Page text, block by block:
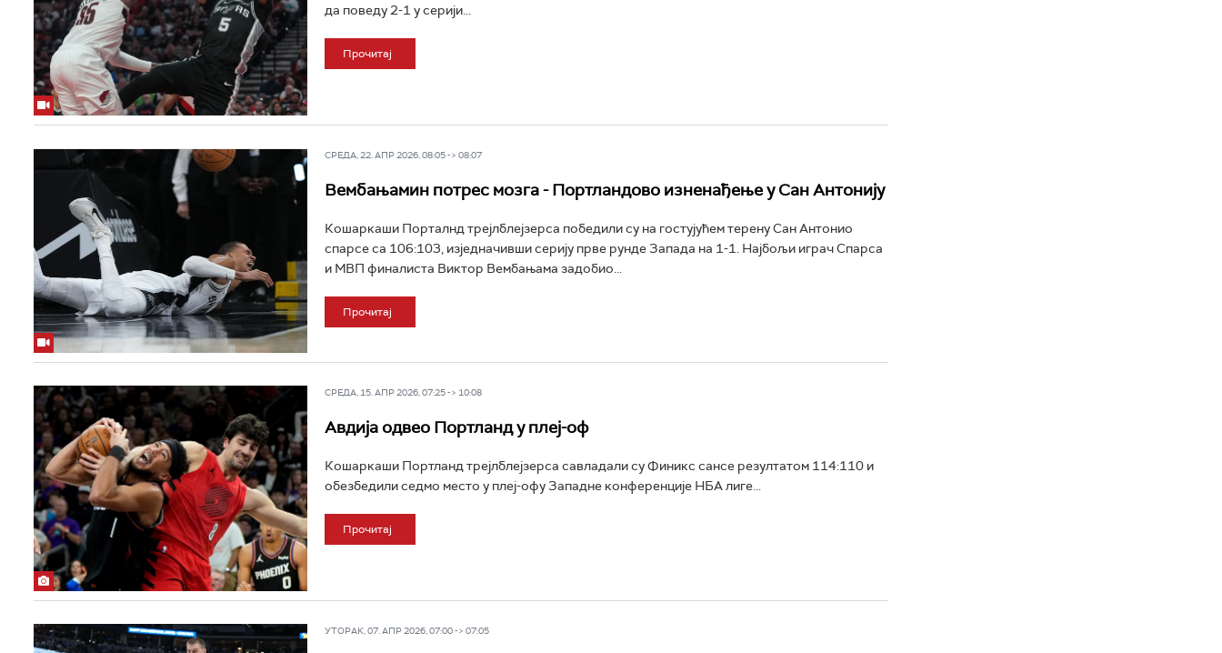
да поведу 2-1 у серији...
Прочитај
СРЕДА, 22. АПР 2026, 08:05 -> 08:07
Вембањамин потрес мозга - Портландово изненађење у Сан Антонију
Кошаркаши Порталнд трејлблејзерса победили су на гостујућем терену Сан Антонио
спарсе са 106:103, изједначивши серију прве рунде Запада на 1-1. Најбољи играч Спарса
и МВП финалиста Виктор Вембањама задобио...
Прочитај
СРЕДА, 15. АПР 2026, 07:25 -> 10:08
Авдија одвео Портланд у плеј-оф
Кошаркаши Портланд трејлблејзерса савладали су Финикс сансе резултатом 114:110 и
обезбедили седмо место у плеј-офу Западне конференције НБА лиге...
Прочитај
УТОРАК, 07. АПР 2026, 07:00 -> 07:05